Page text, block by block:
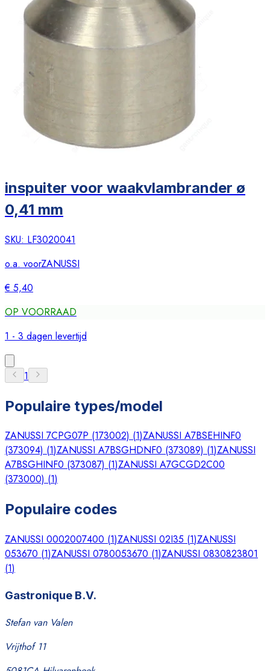
inspuiter voor waakvlambrander ø
0,41 mm
SKU: LF3020041
o.a. voorZANUSSI
€ 5,40
OP VOORRAAD
1 - 3 dagen levertijd
1
Populaire types/model
ZANUSSI 7CPG07P (173002) (1)ZANUSSI A7BSEHINF0
(373094) (1)ZANUSSI A7BSGHDNF0 (373089) (1)ZANUSSI
A7BSGHINF0 (373087) (1)ZANUSSI A7GCGD2C00
(373000) (1)
Populaire codes
ZANUSSI 0002007400 (1)ZANUSSI 02I35 (1)ZANUSSI
053670 (1)ZANUSSI 0780053670 (1)ZANUSSI 0830823801
(1)
Gastronique B.V.
Stefan van Valen
Vrijthof 11